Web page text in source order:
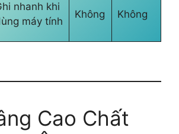
nhanh khi
máy tính
Không Không
Cao Chất